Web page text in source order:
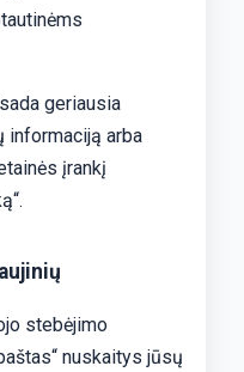
geriausia
informaciją arba
įrankį
stebėjimo
nuskaitys jūsų